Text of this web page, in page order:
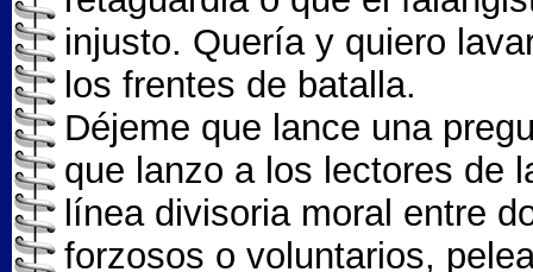
injusto. Quería y quiero
los frentes de batalla.
Déjeme que lance una
que lanzo a los lectores de
línea divisoria moral entre
forzosos o voluntarios,